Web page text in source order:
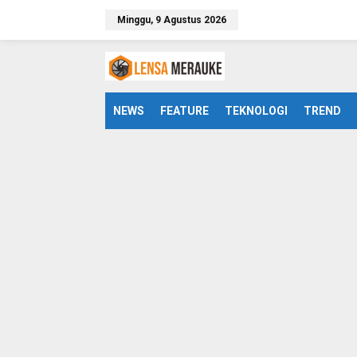
Minggu, 9 Agustus 2026
NEWS FEATURE TEKNOLOGI TREND